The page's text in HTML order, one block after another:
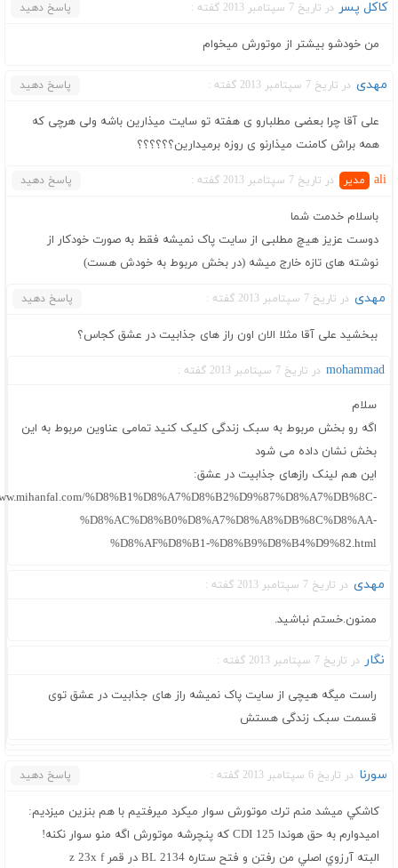
کاکل پسر در تاریخ 7 سپتامبر 2013 گفته : پاسخ دهید
من خودشو بیشتر از موتورش میخوام
مهدی در تاریخ 7 سپتامبر 2013 گفته : پاسخ دهید
علی آقا چرا بعضی مطلبارو ی هفته تو سایت میذارین باشه ولی هرچی که
همه براش کامنت میذارنو ی روزه برمیدارین؟؟؟؟؟؟
ali در تاریخ 7 سپتامبر 2013 گفته : پاسخ دهید
باسلام خدمت شما
دوست عزیز هیچ مطلبی از سایت پاک نمیشه فقط به صورت خودکار از
نوشته های تازه خارج میشه (در بخش مربوط به خودش هست)
مهدی در تاریخ 7 سپتامبر 2013 گفته : پاسخ دهید
ببخشید علی آقا مثلا الان اون راز های جذابیت در عشق کجاس؟
mohammad در تاریخ 7 سپتامبر 2013 گفته :
سلام
اگه رو بخش مربوط به سبک زندگی کلیک کنید تمامی عناوین مربوط به این
بخش نشان داده می شود
این هم لینک رازهای جذابیت در عشق:
%D8%B1%D8%A7%D8%B2%D9%87%D8%A7%DB%8C-
%D8%AC%D8%B0%D8%A7%D8%A8%DB%8C%D8%AA-
%D8%AF%D8%B1-%D8%B9%D8%B4%D9%82.html
مهدی در تاریخ 7 سپتامبر 2013 گفته :
ممنون.خستم نباشید.
نگار در تاریخ 7 سپتامبر 2013 گفته :
راست میگه هیچی از سایت پاک نمیشه راز های جذابیت در عشق توی
قسمت سبک زندگی هستش
سورنا در تاریخ 6 سپتامبر 2013 گفته : پاسخ دهید
كاشكي ميشد منم ترك موتورش سوار ميكرد ميرفتيم با هم بنزين ميزديم:
اميدوارم به حق هوندا 125 CDI كه پنچرشه موتورش اگه منو سوار نكنه!
البته آرزوي اصلي من رفتن و فتح ستاره BL 2134 در قمر z 23x f